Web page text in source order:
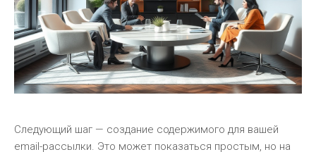
Следующий шаг — создание содержимого для вашей
email-рассылки. Это может показаться простым, но на